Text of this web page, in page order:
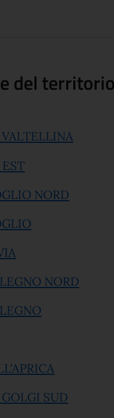
del territorio
(apre
(apre in un'altra
NORD
NORD
SUD